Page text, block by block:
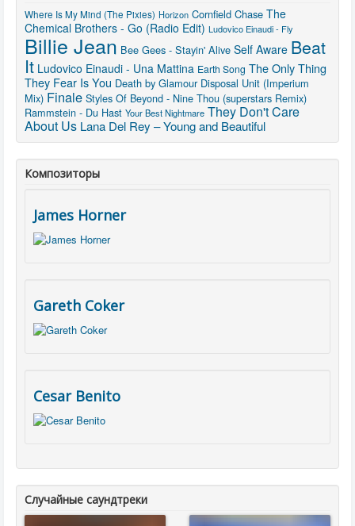
Where Is My Mind (The Pixies) Horizon Cornfield Chase The
Chemical Brothers - Go (Radio Edit) Ludovico Einaudi - Fly
Billie Jean Bee Gees - Stayin' Alive Self Aware Beat
It Ludovico Einaudi - Una Mattina Earth Song The Only Thing
They Fear Is You Death by Glamour Disposal Unit (Imperium
Mix) Finale Styles Of Beyond - Nine Thou (superstars Remix)
Rammstein - Du Hast Your Best Nightmare They Don't Care
About Us Lana Del Rey – Young and Beautiful
Композиторы
James Horner
Gareth Coker
Cesar Benito
Случайные саундтреки